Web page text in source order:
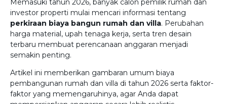
Memasuki tahun 2026, banyak calon pemilik rumah dan
investor properti mulai mencari informasi tentang
perkiraan biaya bangun rumah dan villa. Perubahan
harga material, upah tenaga kerja, serta tren desain
terbaru membuat perencanaan anggaran menjadi
semakin penting.
Artikel ini memberikan gambaran umum biaya
pembangunan rumah dan villa di tahun 2026 serta faktor-
faktor yang memengaruhinya, agar Anda dapat